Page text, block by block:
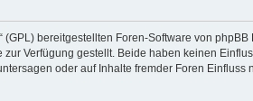
“ (GPL) bereitgestellten Foren-Software von
Verfügung gestellt. Beide haben keinen
oder auf Inhalte fremder Foren Einfluss